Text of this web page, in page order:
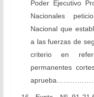
Poder Ejecutivo
Nacionales
Nacional que
a las fuerzas de
criterio en
permanentes